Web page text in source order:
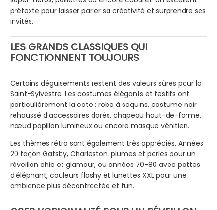
prétexte pour laisser parler sa créativité et surprendre ses
invités.
LES GRANDS CLASSIQUES QUI
FONCTIONNENT TOUJOURS
Certains déguisements restent des valeurs sûres pour la
Saint-Sylvestre. Les costumes élégants et festifs ont
particulièrement la cote : robe à sequins, costume noir
rehaussé d’accessoires dorés, chapeau haut-de-forme,
nœud papillon lumineux ou encore masque vénitien.
Les thèmes rétro sont également très appréciés. Années
20 façon Gatsby, Charleston, plumes et perles pour un
réveillon chic et glamour, ou années 70-80 avec pattes
d’éléphant, couleurs flashy et lunettes XXL pour une
ambiance plus décontractée et fun.